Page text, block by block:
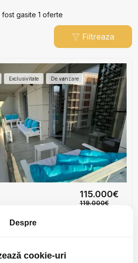
fost gasite 1 oferte
Filtreaza
Exclusivitate De vanzare
115.000€
119.000€
54mp
Despre
cookie-uri